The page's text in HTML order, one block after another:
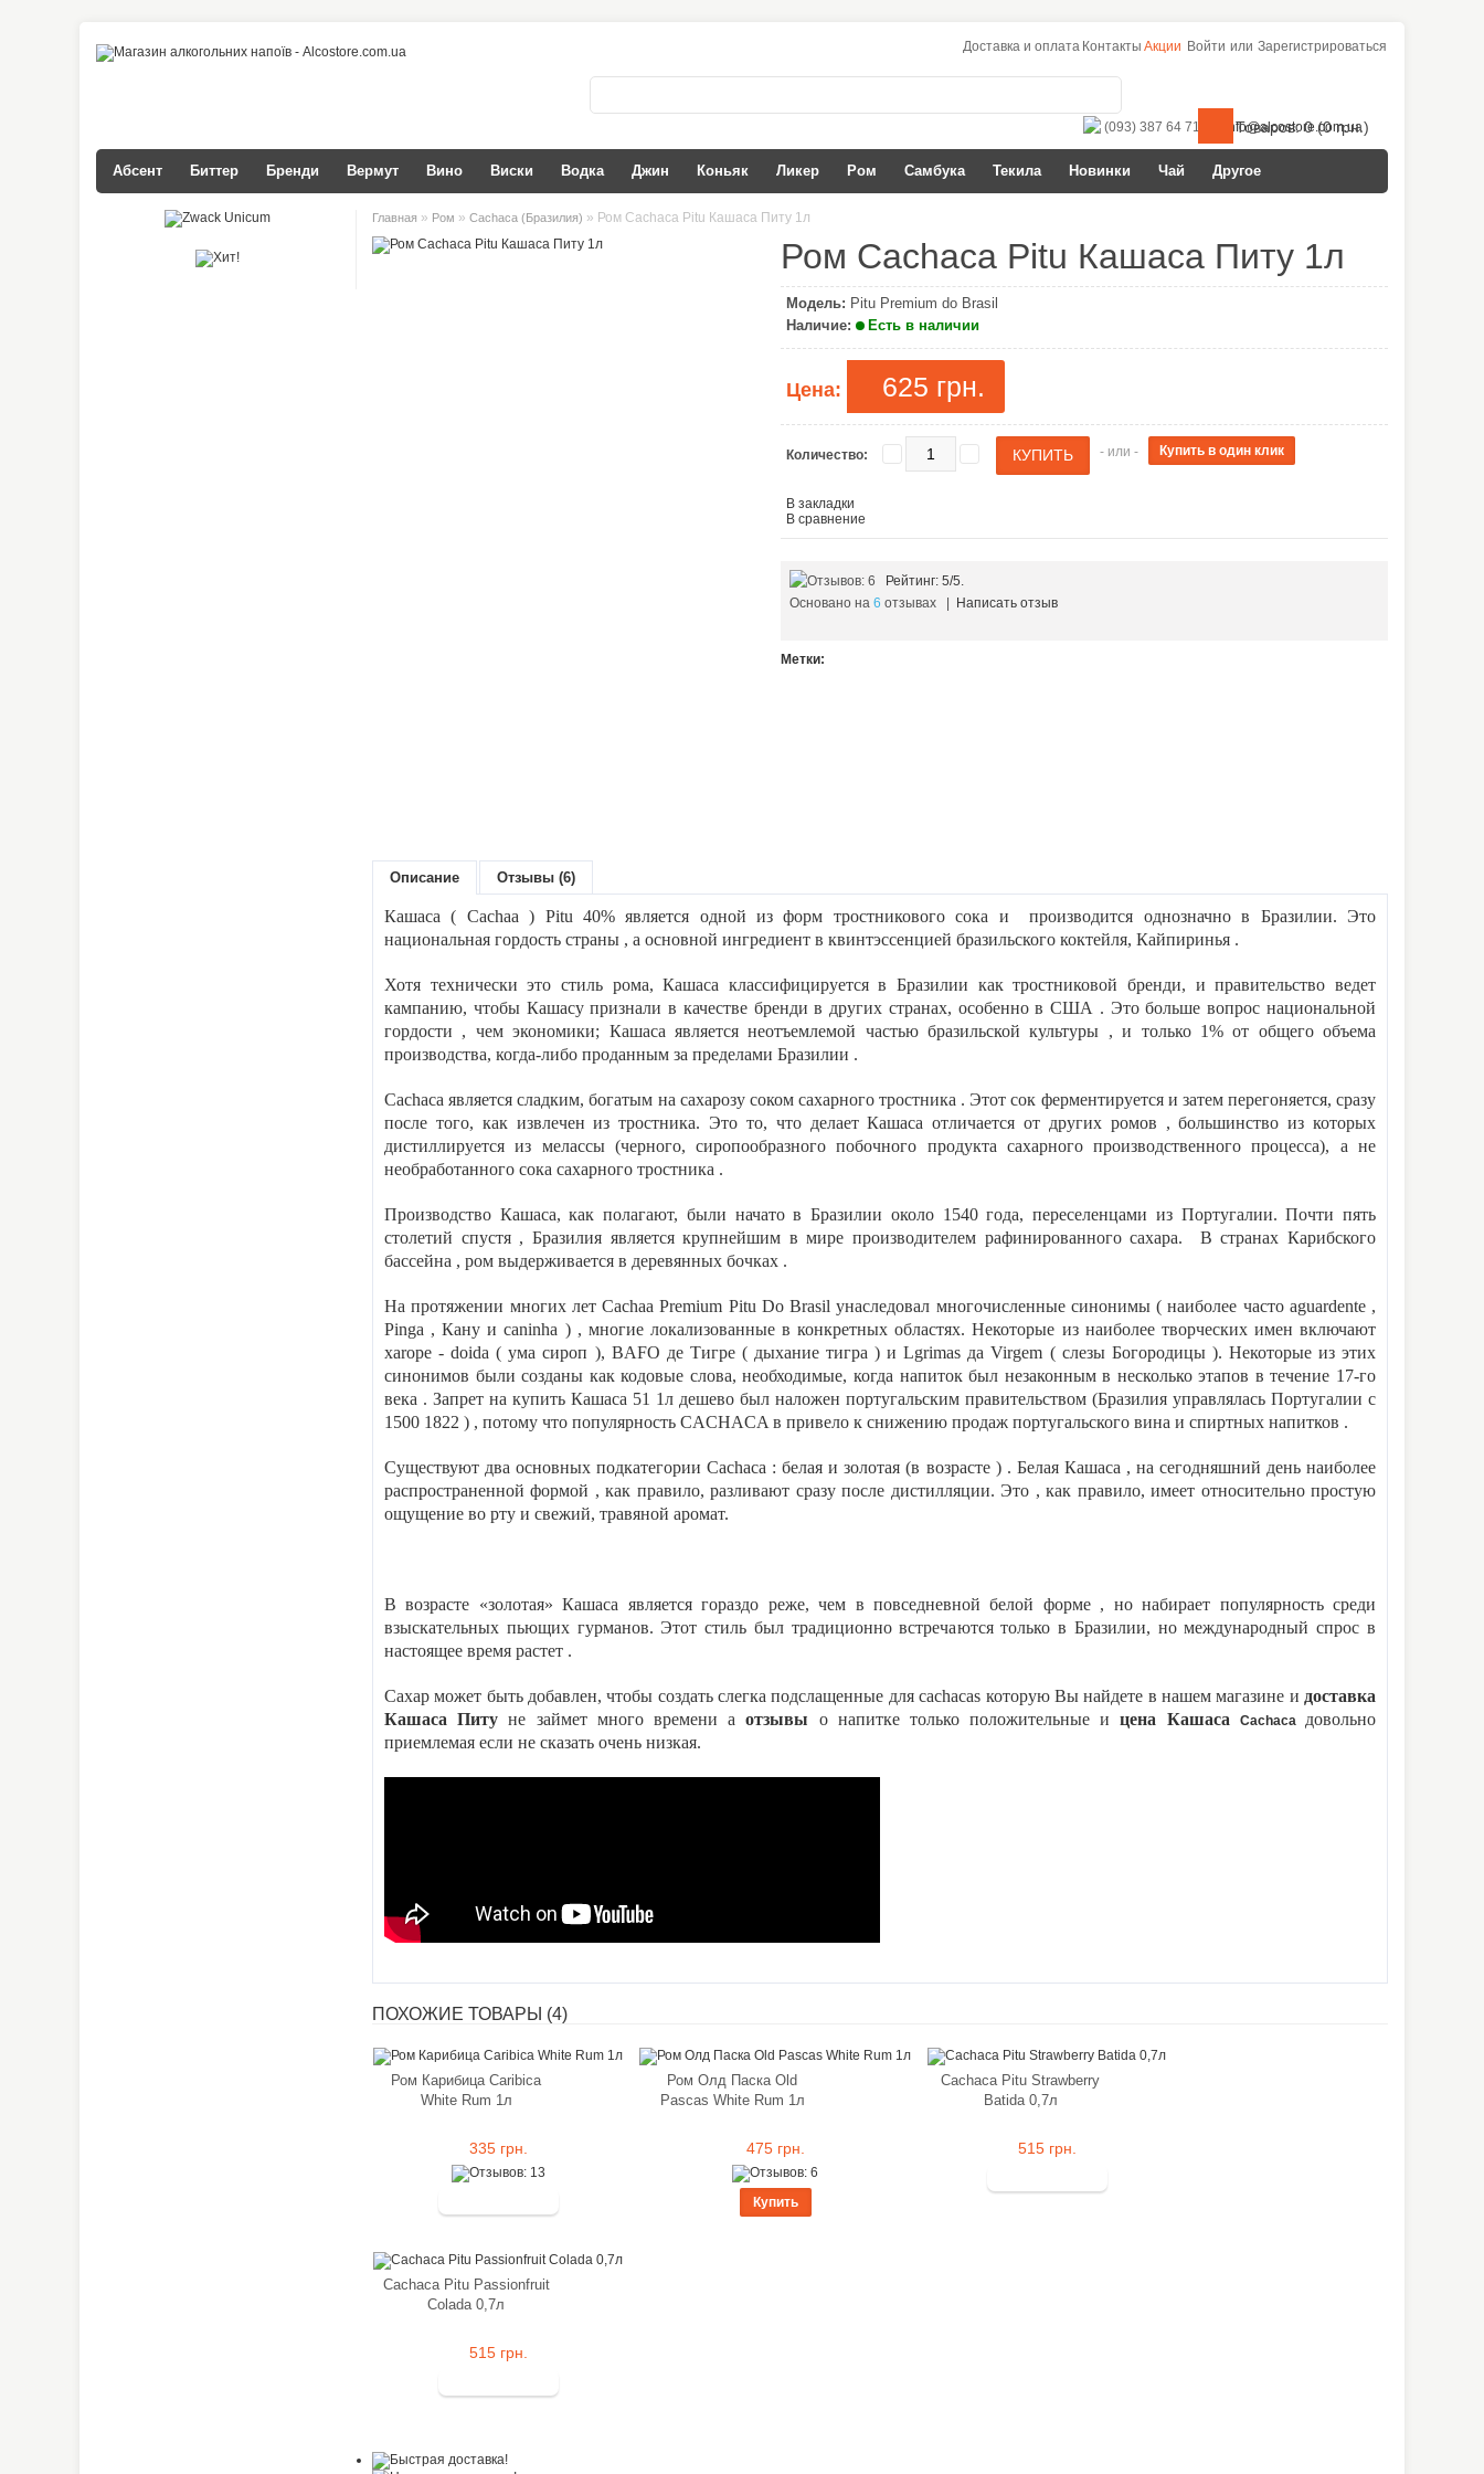
Доставка и оплата Контакты Акции Войти или Зарегистрироваться
(093) 387 64 71 info@alcostore.com.ua
Товаров: 0 (0 грн.)
Абсент Биттер Бренди Вермут Вино Виски Водка Джин Коньяк Ликер Ром Самбука Текила Новинки Чай Другое
Главная » Ром » Cachaca (Бразилия) » Ром Cachaca Pitu Кашаса Питу 1л
Ром Cachaca Pitu Кашаса Питу 1л
Модель: Pitu Premium do Brasil
Наличие:
Есть в наличии
Цена: 625 грн.
Количество: - или -
В закладки
В сравнение
Рейтинг: 5/5.
Основано на 6 отзывах | Написать отзыв
Метки:
Описание Отзывы (6)
Кашаса ( Cachaa ) Pitu 40% является одной из форм тростникового сока и производится однозначно в Бразилии. Это
национальная гордость страны , а основной ингредиент в квинтэссенцией бразильского коктейля, Кайпиринья .
Хотя технически это стиль рома, Кашаса классифицируется в Бразилии как тростниковой бренди, и правительство ведет
кампанию, чтобы Кашасу признали в качестве бренди в других странах, особенно в США . Это больше вопрос национальной
гордости , чем экономики; Кашаса является неотъемлемой частью бразильской культуры , и только 1% от общего объема
производства, когда-либо проданным за пределами Бразилии .
Cachaca является сладким, богатым на сахарозу соком сахарного тростника . Этот сок ферментируется и затем перегоняется, сразу
после того, как извлечен из тростника. Это то, что делает Кашаса отличается от других ромов , большинство из которых
дистиллируется из мелассы (черного, сиропообразного побочного продукта сахарного производственного процесса), а не
необработанного сока сахарного тростника .
Производство Кашаса, как полагают, были начато в Бразилии около 1540 года, переселенцами из Португалии. Почти пять
столетий спустя , Бразилия является крупнейшим в мире производителем рафинированного сахара. В странах Карибского
бассейна , ром выдерживается в деревянных бочках .
На протяжении многих лет Cachaa Premium Pitu Do Brasil унаследовал многочисленные синонимы ( наиболее часто aguardente ,
Pinga , Кану и caninha ) , многие локализованные в конкретных областях. Некоторые из наиболее творческих имен включают
xarope - doida ( ума сироп ), BAFO де Тигре ( дыхание тигра ) и Lgrimas да Virgem ( слезы Богородицы ). Некоторые из этих
синонимов были созданы как кодовые слова, необходимые, когда напиток был незаконным в несколько этапов в течение 17-го
века . Запрет на купить Кашаса 51 1л дешево был наложен португальским правительством (Бразилия управлялась Португалии с
1500 1822 ) , потому что популярность CACHACA в привело к снижению продаж португальского вина и спиртных напитков .
Существуют два основных подкатегории Cachaca : белая и золотая (в возрасте ) . Белая Кашаса , на сегодняшний день наиболее
распространенной формой , как правило, разливают сразу после дистилляции. Это , как правило, имеет относительно простую
ощущение во рту и свежий, травяной аромат.
В возрасте «золотая» Кашаса является гораздо реже, чем в повседневной белой форме , но набирает популярность среди
взыскательных пьющих гурманов. Этот стиль был традиционно встречаются только в Бразилии, но международный спрос в
настоящее время растет .
Сахар может быть добавлен, чтобы создать слегка подслащенные для cachacas которую Вы найдете в нашем магазине и доставка
Кашаса Питуне займет много времени аотзывы о напитке только положительные ицена Кашаса Cachaca довольно
приемлемая если не сказать очень низкая.
ПОХОЖИЕ ТОВАРЫ (4)
Ром Карибица Caribica
White Rum 1л
335 грн.
Ром Олд Паска Old
Pascas White Rum 1л
475 грн.
Купить
Cachaca Pitu Strawberry
Batida 0,7л
515 грн.
Cachaca Pitu Passionfruit
Colada 0,7л
515 грн.